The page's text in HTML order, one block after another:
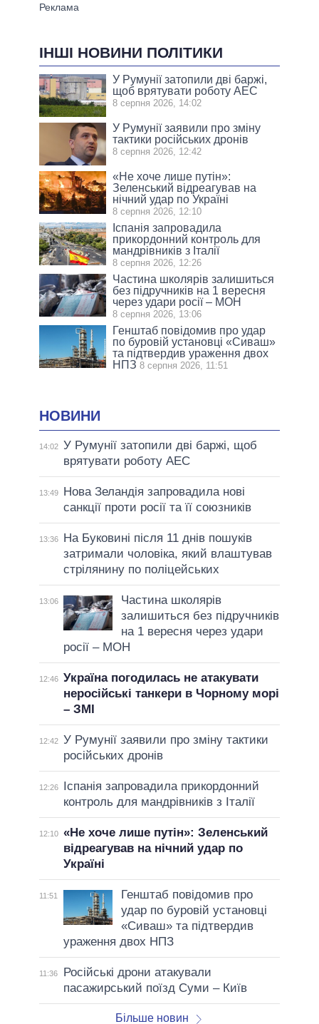
ІНШІ НОВИНИ ПОЛІТИКИ
У Румунії затопили дві баржі,
щоб врятувати роботу АЕС
8 серпня 2026, 14:02
У Румунії заявили про зміну
тактики російських дронів
8 серпня 2026, 12:42
«Не хоче лише путін»:
Зеленський відреагував на
нічний удар по Україні
8 серпня 2026, 12:10
Іспанія запровадила
прикордонний контроль для
мандрівників з Італії
8 серпня 2026, 12:26
Частина школярів залишиться
без підручників на 1 вересня
через удари росії – МОН
8 серпня 2026, 13:06
Генштаб повідомив про удар
по буровій установці «Сиваш»
та підтвердив ураження двох
НПЗ 8 серпня 2026, 11:51
НОВИНИ
14:02 У Румунії затопили дві баржі, щоб
врятувати роботу АЕС
13:49
Нова Зеландія запровадила нові
санкції проти росії та її союзників
13:36
На Буковині після 11 днів пошуків
затримали чоловіка, який влаштував
стрілянину по поліцейських
13:06
Частина школярів
залишиться без підручників
на 1 вересня через удари
росії – МОН
12:46 Україна погодилась не атакувати
неросійські танкери в Чорному морі
– ЗМІ
12:42 У Румунії заявили про зміну тактики
російських дронів
12:26
Іспанія запровадила прикордонний
контроль для мандрівників з Італії
12:10 «Не хоче лише путін»: Зеленський
відреагував на нічний удар по
Україні
11:51
Генштаб повідомив про
удар по буровій установці
«Сиваш» та підтвердив
ураження двох НПЗ
11:36
Російські дрони атакували
пасажирський поїзд Суми – Київ
Більше новин